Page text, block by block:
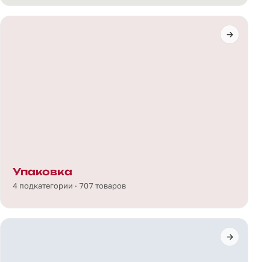
Упаковка
4 подкатегории · 707 товаров